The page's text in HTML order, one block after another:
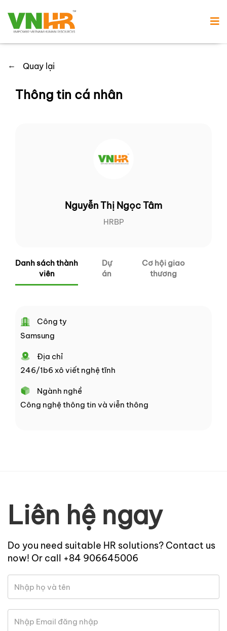
← Quay lại
Thông tin cá nhân
Nguyễn Thị Ngọc Tâm
HRBP
Danh sách thành
viên
Dự
án
Cơ hội giao
thương
Công ty
Samsung
Địa chỉ
246/1b6 xô viết nghệ tĩnh
Ngành nghề
Công nghệ thông tin và viễn thông
Liên hệ ngay
Do you need suitable HR solutions? Contact us
now! Or call +84 906645006